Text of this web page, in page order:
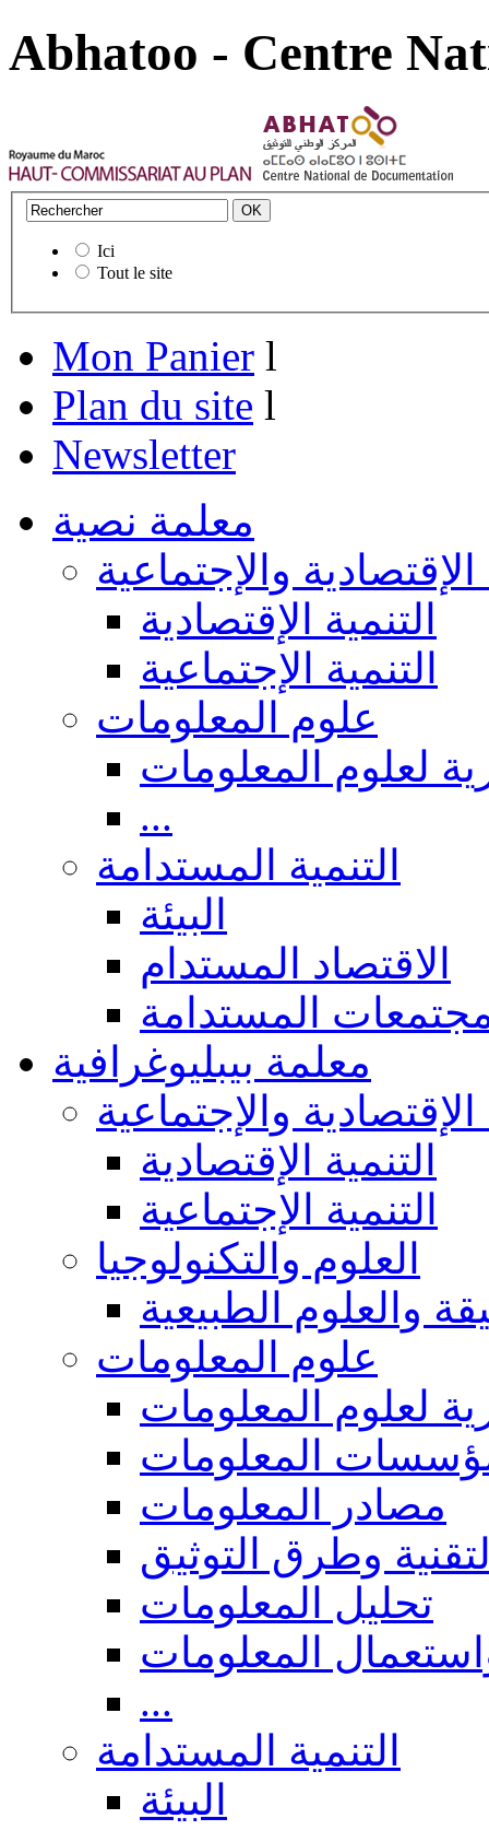
Abhatoo - Centre
Ici
Tout le site
Mon Panier l
Plan du site l
Newsletter
معلمة نصية
الإقتصادية والإجتماعية
التنمية الإقتصادية
التنمية الإجتماعية
علوم المعلومات
لعلوم المعلومات
...
التنمية المستدامة
البيئة
الاقتصاد المستدام
المستدامة
معلمة بيبليوغرافية
الإقتصادية والإجتماعية
التنمية الإقتصادية
التنمية الإجتماعية
العلوم والتكنولوجيا
والعلوم الطبيعية
علوم المعلومات
لعلوم المعلومات
المعلومات
مصادر المعلومات
وطرق التوثيق
تحليل المعلومات
المعلومات
...
التنمية المستدامة
البيئة